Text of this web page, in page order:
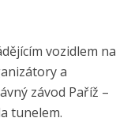
vozidlem na
a
závod Paříž –
tunelem.